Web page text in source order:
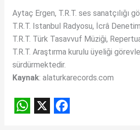
Aytaç Ergen, T.R.T. ses sanatçılığı
T.R.T. Istanbul Radyosu, İcrâ
T.R.T. Türk Tasavvuf Müziği,
T.R.T. Araştırma kurulu üyeliği
sürdürmektedir.
Kaynak: alaturkarecords.com